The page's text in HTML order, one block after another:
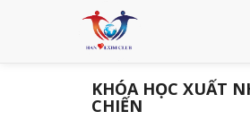
KHÓA HỌC XUẤT
CHIẾN